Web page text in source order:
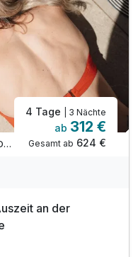
Ankaran, Slowenisches Küstenland (Obalno-kraska)
4 Tage | 3 Nächte
ab 312 €
Gesamt ab 624 €
an der